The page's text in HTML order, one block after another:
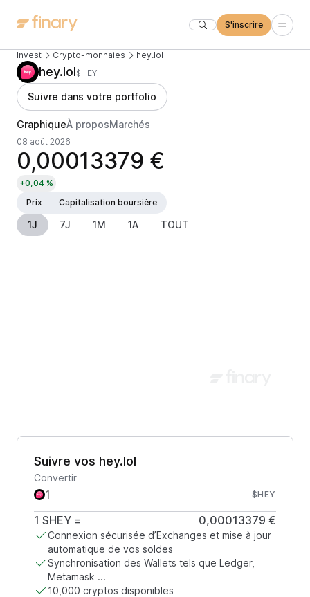
S'inscrire
Invest Crypto-monnaies hey.lol
hey.lol$HEY
Suivre dans votre portfolio
GraphiqueÀ proposMarchés
08 août 2026
0,00013379 €
+0,04 %
Prix
Capitalisation boursière
1J 7J 1M 1A TOUT
Suivre vos hey.lol
Convertir
$HEY
1 $HEY = 0,00013379 €
Connexion sécurisée d’Exchanges et mise à jour
automatique de vos soldes
Synchronisation des Wallets tels que Ledger,
Metamask ...
10,000 cryptos disponibles